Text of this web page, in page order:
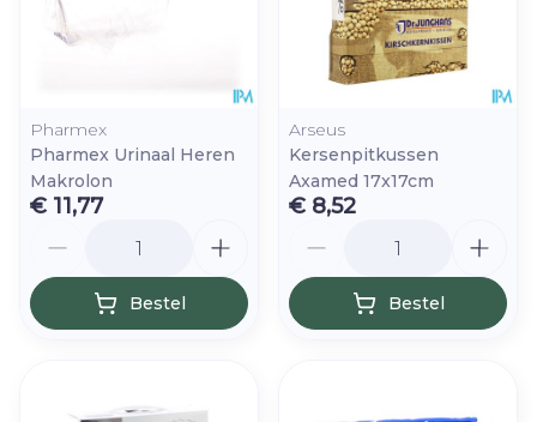
Pharmex
Pharmex Urinaal Heren
Makrolon
€ 11,77
Bestel
Arseus
Kersenpitkussen
Axamed 17x17cm
€ 8,52
Bestel